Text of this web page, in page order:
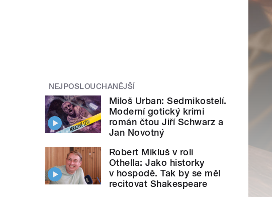
NEJPOSLOUCHANĚJŠÍ
Miloš Urban: Sedmikostelí.
Moderní gotický krimi
román čtou Jiří Schwarz a
Jan Novotný
Robert Mikluš v roli
Othella: Jako historky
v hospodě. Tak by se měl
recitovat Shakespeare